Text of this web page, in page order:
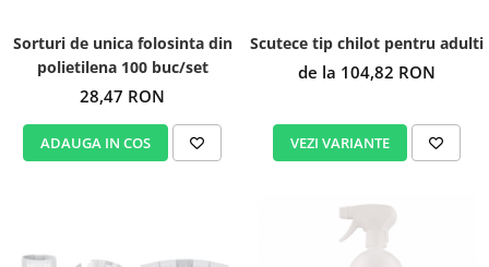
Sorturi de unica folosinta din
polietilena 100 buc/set
28,47 RON
ADAUGA IN COS
Scutece tip chilot pentru adulti
de la 104,82 RON
VEZI VARIANTE